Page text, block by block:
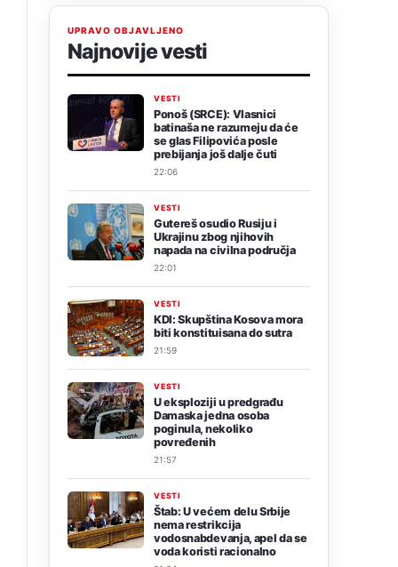
UPRAVO OBJAVLJENO
Najnovije vesti
VESTI
Ponoš (SRCE): Vlasnici
batinaša ne razumeju da će
se glas Filipovića posle
prebijanja još dalje čuti
22:06
VESTI
Gutereš osudio Rusiju i
Ukrajinu zbog njihovih
napada na civilna područja
22:01
VESTI
KDI: Skupština Kosova mora
biti konstituisana do sutra
21:59
VESTI
U eksploziji u predgrađu
Damaska jedna osoba
poginula, nekoliko
povređenih
21:57
VESTI
Štab: U većem delu Srbije
nema restrikcija
vodosnabdevanja, apel da se
voda koristi racionalno